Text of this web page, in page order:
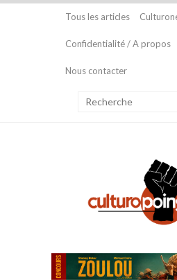
Tous les articles
Confidentialité / A propos
Nous contacter